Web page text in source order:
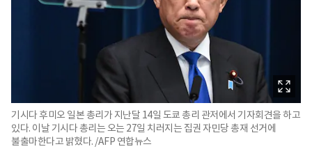
기시다 후미오 일본 총리가 지난달 14일 도쿄 총리 관저에서 기자회견을 하고
있다. 이날 기시다 총리는 오는 27일 치러지는 집권 자민당 총재 선거에
불출마한다고 밝혔다. /AFP 연합뉴스